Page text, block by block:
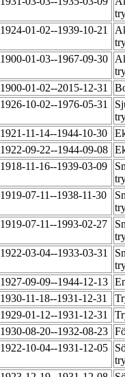
1924-01-02--1939-10-21
1900-01-03--1967-09-30
1900-01-02--2015-12-31
1926-10-02--1976-05-31
1921-11-14--1944-10-30
1922-09-22--1944-09-08
1918-11-16--1939-03-09
1919-07-11--1938-11-30
1919-07-11--1993-02-27
1922-03-04--1933-03-31
1927-09-09--1944-12-13
1930-11-18--1931-12-31
1929-01-12--1931-12-31
1930-08-20--1932-08-23
1922-10-04--1931-12-05